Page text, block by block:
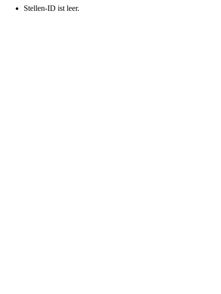
Stellen-ID ist leer.